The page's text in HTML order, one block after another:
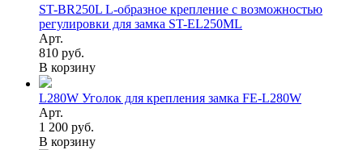
ST-BR250L L-образное крепление с возможностью
регулировки для замка ST-EL250ML
Арт.
810 руб.
В корзину
L280W Уголок для крепления замка FE-L280W
Арт.
1 200 руб.
В корзину